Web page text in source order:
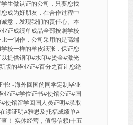
生做认证的公司，只要您找
成为好朋友，在合作过程中
意，发现我们的责任心。本
证成绩单成品全部按照学校
一制作，公司采用的是高端
校一样的羊皮纸张，保证您
提供钢印#水印#烫金#激光
版的毕业证#百分之百让您绝
书!!~海外回国的同学定制毕业
业证#学位证书#使馆公证#国
使馆留学回国人员证明#录取
读证明#雅思及托福成绩单#
！[实体经营，值得信赖]十五